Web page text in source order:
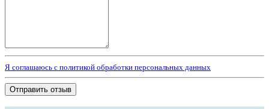
Я соглашаюсь с политикой обработки персональных данных
Отправить отзыв